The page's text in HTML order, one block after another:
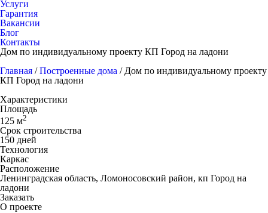
Услуги
Гарантия
Вакансии
Блог
Контакты
Дом по индивидуальному проекту КП Город на ладони
Главная /Построенные дома / Дом по индивидуальному проекту
КП Город на ладони
Характеристики
Площадь
125 м2
Срок строительства
150 дней
Технология
Каркас
Расположение
Ленинградская область, Ломоносовский район, кп Город на
ладони
Заказать
О проекте